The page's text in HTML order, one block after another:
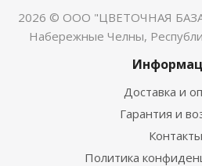
2026 © ООО "ЦВЕТОЧНАЯ
Набережные Челны,
Доставка и
Гарантия и
Контакты
Политика